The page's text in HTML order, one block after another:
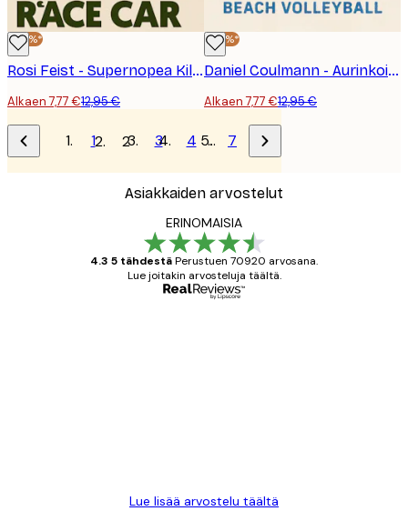
-40%*
Rosi Feist - Supernopea Kilpa-auto Juliste
Alkaen 7,77 €12,95 €
-40%*
Daniel Coulmann - Aurinkoinen Rantalentopallo Juliste
Alkaen 7,77 €12,95 €
1 2 3 4 … 7
Asiakkaiden arvostelut
ERINOMAISIA
4.3 5 tähdestäPerustuen 70920 arvosana.
Lue joitakin arvosteluja täältä.
Lue lisää arvostelu täältä